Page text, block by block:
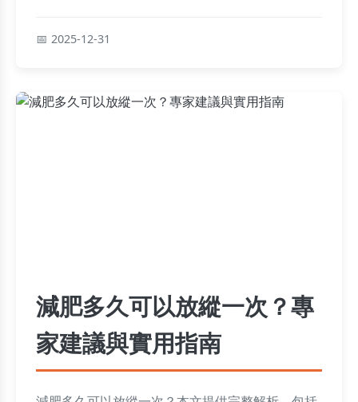
2025-12-31
減肥多久可以放縱一次？專
家建議與實用指南